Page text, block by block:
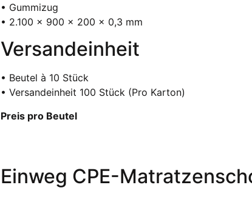
• Gummizug
• 2.100 x 900 x 200 x 0,3 mm
Versandeinheit
• Beutel à 10 Stück
• Versandeinheit 100 Stück (Pro Karton)
Preis pro Beutel
Einweg CPE-